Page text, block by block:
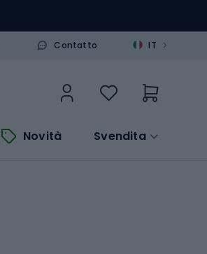
Contatto IT >
Novità Svendita